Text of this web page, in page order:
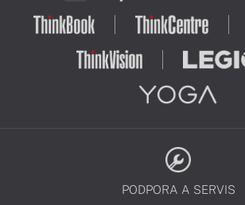
PODPORA A SERVIS